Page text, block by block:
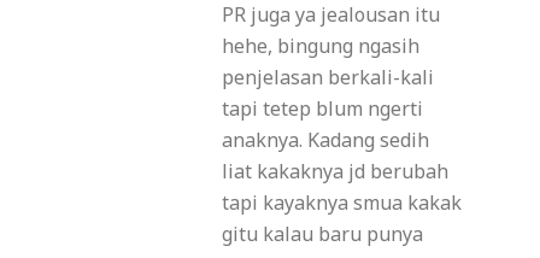
PR juga ya jealousan itu
hehe, bingung ngasih
penjelasan berkali-kali
tapi tetep blum ngerti
anaknya. Kadang sedih
liat kakaknya jd berubah
tapi kayaknya smua kakak
gitu kalau baru punya